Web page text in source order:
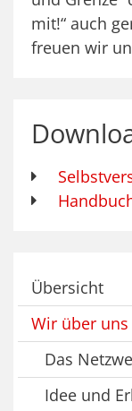
mit!“ auch
freuen wir
Übersicht
Wir über uns
Das
Idee und